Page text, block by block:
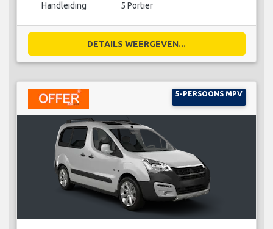
Handleiding 5 Portier
DETAILS WEERGEVEN...
5-PERSOONS MPV